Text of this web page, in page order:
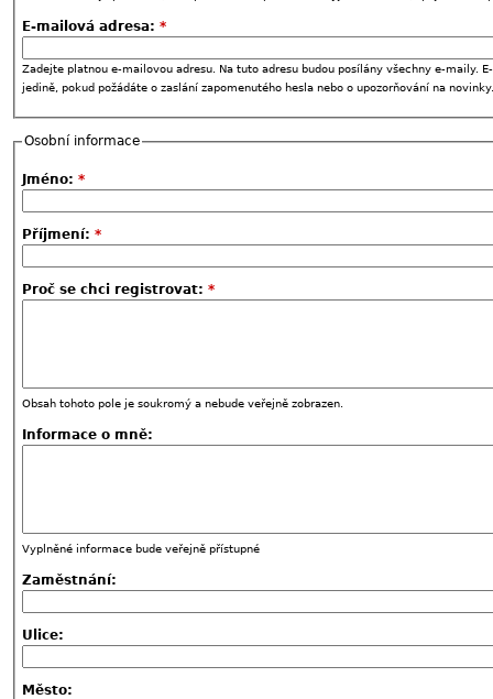
E-mailová adresa: *
Zadejte platnou e-mailovou adresu. Na tuto adresu budou posílány všechny e-maily.
jedině, pokud požádáte o zaslání zapomenutého hesla nebo o upozorňování na novinky.
Osobní informace
Jméno: *
Příjmení: *
Proč se chci registrovat: *
Obsah tohoto pole je soukromý a nebude veřejně zobrazen.
Informace o mně:
Vyplněné informace bude veřejně přístupné
Zaměstnání:
Ulice:
Město: